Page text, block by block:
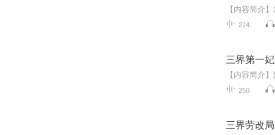
224
三界第一妃
250
三界劳改局